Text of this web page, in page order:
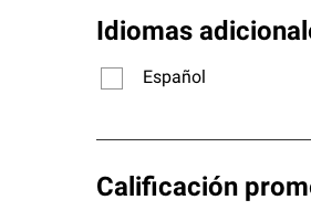
Idiomas
Español
Calificación